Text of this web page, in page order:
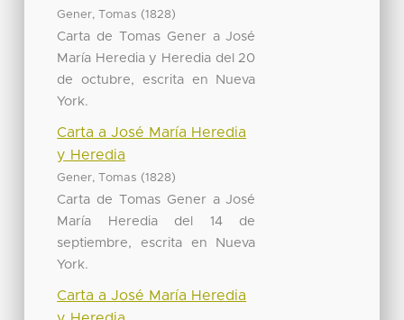
Gener, Tomas (1828)
Carta de Tomas Gener a José
María Heredia y Heredia del 20
de octubre, escrita en Nueva
York.
Carta a José María Heredia
y Heredia
Gener, Tomas (1828)
Carta de Tomas Gener a José
María Heredia del 14 de
septiembre, escrita en Nueva
York.
Carta a José María Heredia